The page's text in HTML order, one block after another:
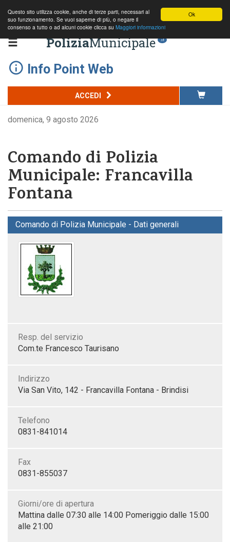
Ok
Questo sito utilizza cookie, anche di terze parti, necessari al
suo funzionamento. Se vuoi saperne di più, o negare il
consenso a tutto o ad alcuni cookie clicca su Maggiori informazioni
PoliziaMunicipale .it
Info Point Web
ACCEDI
domenica, 9 agosto 2026
Comando di Polizia
Municipale: Francavilla
Fontana
Comando di Polizia Municipale - Dati generali
Resp. del servizio
Com.te Francesco Taurisano
Indirizzo
Via San Vito, 142 - Francavilla Fontana - Brindisi
Telefono
0831-841014
Fax
0831-855037
Giorni/ore di apertura
Mattina dalle 07:30 alle 14:00 Pomeriggio dalle 15:00
alle 21:00